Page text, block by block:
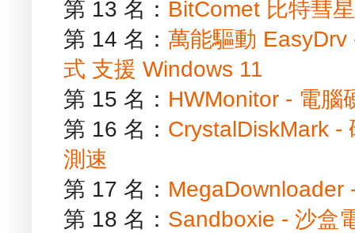
第 13 名： BitComet 比特彗
第 14 名： 萬能驅動
式 支援 Windows 11
第 15 名： HWMonitor - 電腦
第 16 名： CrystalDiskMark -
測速
第 17 名： MegaDownloader
第 18 名： Sandboxie - 沙盒